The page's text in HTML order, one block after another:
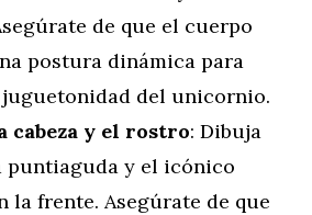
de que el cuerpo
postura dinámica para
del unicornio.
cabeza y el rostro: Dibuja
puntiaguda y el icónico
la frente. Asegúrate de que